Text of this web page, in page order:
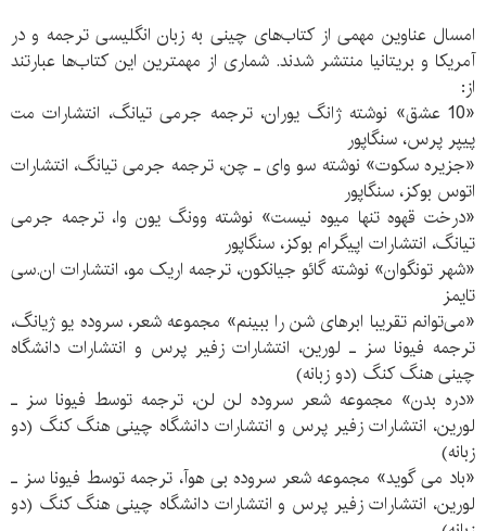
امسال عناوین مهمی از کتاب‌های چینی به زبان انگلیسی ترجمه و در
آمریکا و بریتانیا منتشر شدند. شماری از مهمترین این کتاب‌ها عبارتند
از:
«10 عشق» نوشته ژانگ یوران، ترجمه جرمی تیانگ، انتشارات مت
پیپر پرس، سنگاپور
«جزیره سکوت» نوشته سو وای ـ چن، ترجمه جرمی تیانگ، انتشارات
اتوس بوکز، سنگاپور
«درخت قهوه تنها میوه نیست» نوشته وونگ یون وا، ترجمه جرمی
تیانگ، انتشارات اپیگرام بوکز، سنگاپور
«شهر تونگوان» نوشته گائو جیانکون، ترجمه اریک مو، انتشارات ان.سی
تایمز
«می‌توانم تقریبا ابرهای شن را ببینم» مجموعه شعر، سروده یو ژیانگ،
ترجمه فیونا سز ـ لورین، انتشارات زفیر پرس و انتشارات دانشگاه
چینی هنگ کنگ (دو زبانه)
«دره بدن» مجموعه شعر سروده لن لن، ترجمه توسط فیونا سز ـ
لورین، انتشارات زفیر پرس و انتشارات دانشگاه چینی هنگ کنگ (دو
زبانه)
«باد می گوید» مجموعه شعر سروده بی هوآ، ترجمه توسط فیونا سز ـ
لورین، انتشارات زفیر پرس و انتشارات دانشگاه چینی هنگ کنگ (دو